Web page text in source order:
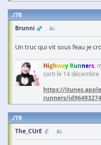
78
Brunni
Un truc qui vit sous l’eau je
Highway Runners ,
sorti le 14 décembre
https://
runners/
79
The_CUrE